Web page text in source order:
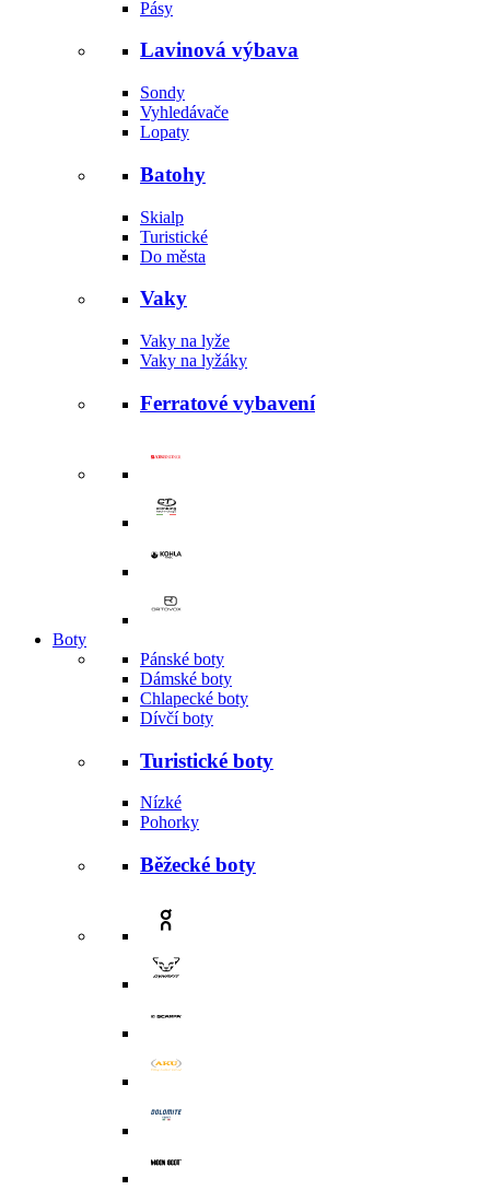
Pásy
Lavinová výbava
Sondy
Vyhledávače
Lopaty
Batohy
Skialp
Turistické
Do města
Vaky
Vaky na lyže
Vaky na lyžáky
Ferratové vybavení
Boty
Pánské boty
Dámské boty
Chlapecké boty
Dívčí boty
Turistické boty
Nízké
Pohorky
Běžecké boty